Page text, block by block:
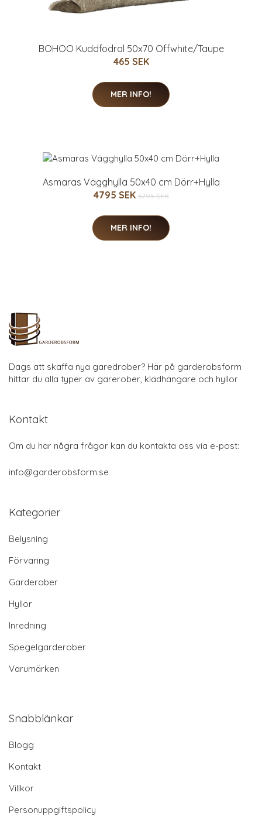
BOHOO Kuddfodral 50x70 Offwhite/Taupe
465 SEK
MER INFO!
Asmaras Vägghylla 50x40 cm Dörr+Hylla
4795 SEK 5795 SEK
MER INFO!
Dags att skaffa nya garedrober? Här på garderobsform
hittar du alla typer av garerober, klädhängare och hyllor
Kontakt
Om du har några frågor kan du kontakta oss via e-post:
info@garderobsform.se
Kategorier
Belysning
Förvaring
Garderober
Hyllor
Inredning
Spegelgarderober
Varumärken
Snabblänkar
Blogg
Kontakt
Villkor
Personuppgiftspolicy